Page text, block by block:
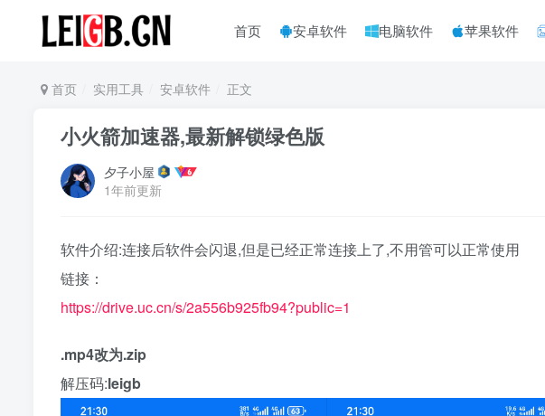
首页 安卓软件 电脑软件 苹果软件
首页 实用工具 安卓软件 正文
小火箭加速器,最新解锁绿色版
夕子小屋
1年前更新
软件介绍:连接后软件会闪退,但是已经正常连接上了,不用管可以正常使用
链接：
https://drive.uc.cn/s/2a556b925fb94?public=1
.mp4改为.zip
解压码:leigb